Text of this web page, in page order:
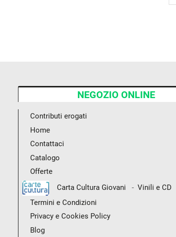
NEGOZIO ONLINE
Contributi erogati
Home
Contattaci
Catalogo
Offerte
Carta Cultura Giovani
- Vinili e CD
Termini e Condizioni
Privacy e Cookies Policy
Blog